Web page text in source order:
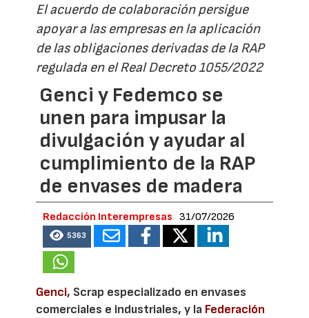
El acuerdo de colaboración persigue
apoyar a las empresas en la aplicación
de las obligaciones derivadas de la RAP
regulada en el Real Decreto 1055/2022
Genci y Fedemco se
unen para impusar la
divulgación y ayudar al
cumplimiento de la RAP
de envases de madera
Redacción Interempresas 31/07/2026
5363
Genci, Scrap especializado en envases
comerciales e industriales, y la Federación